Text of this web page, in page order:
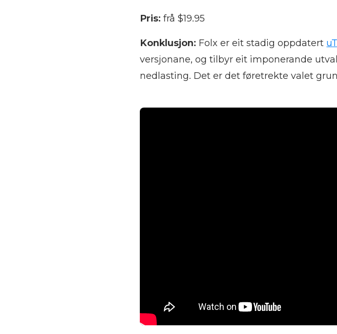
Pris: frå $19.95
Konklusjon: Folx er eit stadig oppdatert
versjonane, og tilbyr eit imponerande
nedlasting. Det er det føretrekte valet